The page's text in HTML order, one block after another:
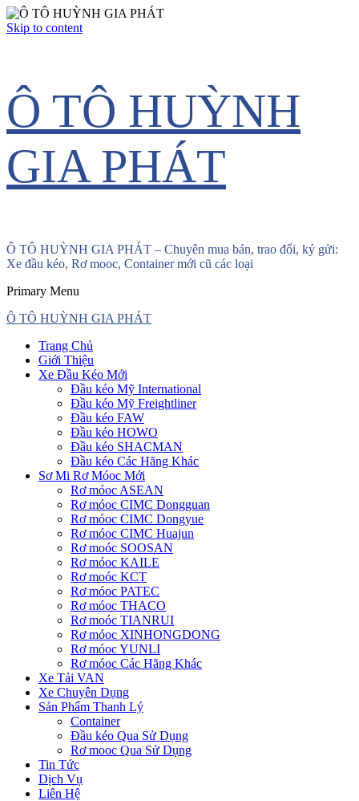
Skip to content
Ô TÔ HUỲNH
GIA PHÁT
Ô TÔ HUỲNH GIA PHÁT – Chuyên mua bán, trao đổi, ký gửi:
Xe đầu kéo, Rơ mooc, Container mới cũ các loại
Primary Menu
Ô TÔ HUỲNH GIA PHÁT
Trang Chủ
Giới Thiệu
Xe Đầu Kéo Mới
Đầu kéo Mỹ International
Đầu kéo Mỹ Freightliner
Đầu kéo FAW
Đầu kéo HOWO
Đầu kéo SHACMAN
Đầu kéo Các Hãng Khác
Sơ Mi Rơ Móoc Mới
Rơ móoc ASEAN
Rơ móoc CIMC Dongguan
Rơ móoc CIMC Dongyue
Rơ móoc CIMC Huajun
Rơ moóc SOOSAN
Rơ móoc KAILE
Rơ moóc KCT
Rơ móoc PATEC
Rơ móoc THACO
Rơ moóc TIANRUI
Rơ móoc XINHONGDONG
Rơ móoc YUNLI
Rơ móoc Các Hãng Khác
Xe Tải VAN
Xe Chuyên Dụng
Sản Phẩm Thanh Lý
Container
Đầu kéo Qua Sử Dụng
Rơ mooc Qua Sử Dụng
Tin Tức
Dịch Vụ
Liên Hệ